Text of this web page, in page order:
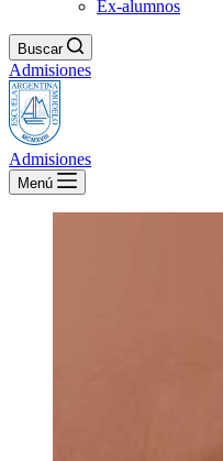
Ex-alumnos
Buscar
Admisiones
Admisiones
Menú